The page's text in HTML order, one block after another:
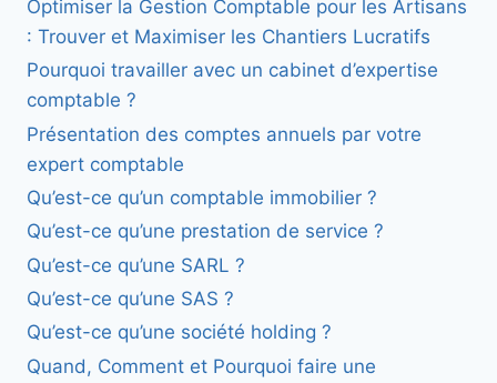
Optimiser la Gestion Comptable pour les Artisans
: Trouver et Maximiser les Chantiers Lucratifs
Pourquoi travailler avec un cabinet d’expertise
comptable ?
Présentation des comptes annuels par votre
expert comptable
Qu’est-ce qu’un comptable immobilier ?
Qu’est-ce qu’une prestation de service ?
Qu’est-ce qu’une SARL ?
Qu’est-ce qu’une SAS ?
Qu’est-ce qu’une société holding ?
Quand, Comment et Pourquoi faire une